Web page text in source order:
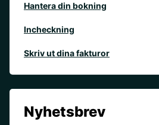
Hantera din bokning
Incheckning
Skriv ut dina fakturor
Nyhetsbrev